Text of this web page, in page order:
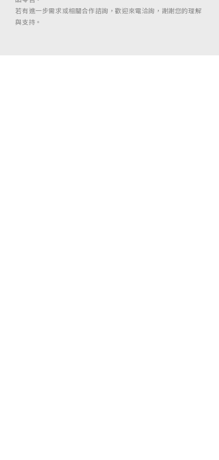
若有進一步需求或相關合作諮詢，歡迎來電洽詢，謝謝您的理解
與支持。